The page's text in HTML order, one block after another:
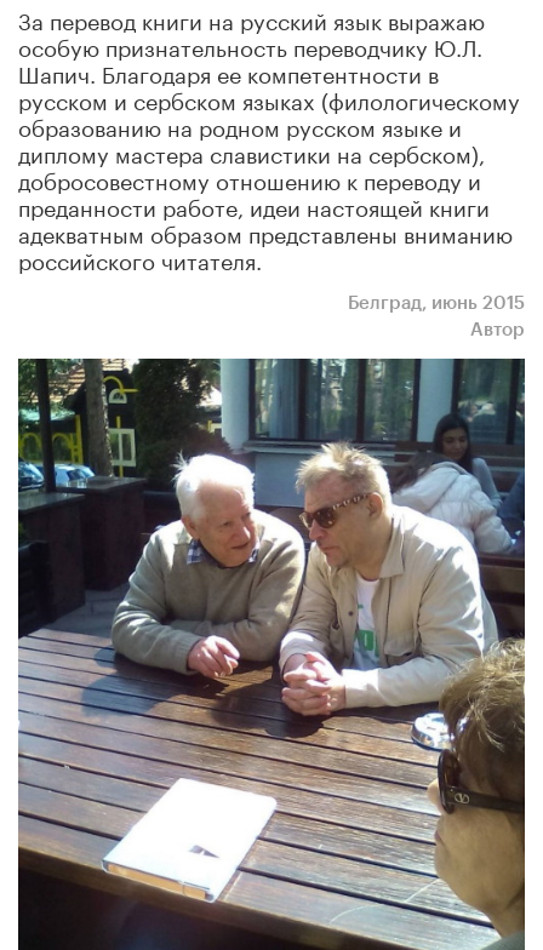
За перевод книги на русский язык выражаю
особую признательность переводчику Ю.Л.
Шапич. Благодаря ее компетентности в
русском и сербском языках (филологическому
образованию на родном русском языке и
диплому мастера славистики на сербском),
добросовестному отношению к переводу и
преданности работе, идеи настоящей книги
адекватным образом представлены вниманию
российского читателя.
Белград, июнь 2015
Автор